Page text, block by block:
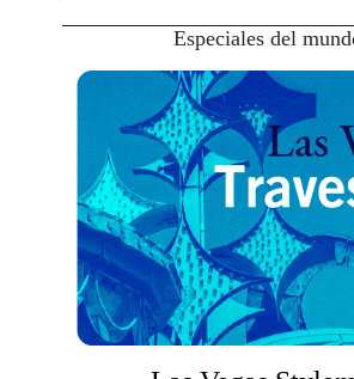
Especiales del